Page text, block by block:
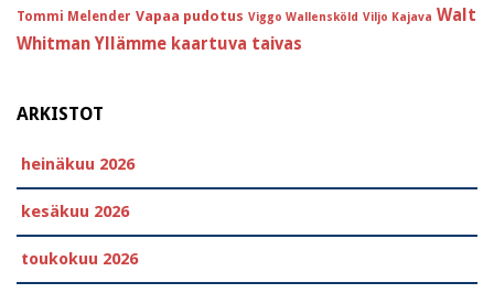
Tommi Melender Vapaa pudotus Viggo Wallensköld Viljo Kajava Walt
Whitman Yllämme kaartuva taivas
ARKISTOT
heinäkuu 2026
kesäkuu 2026
toukokuu 2026